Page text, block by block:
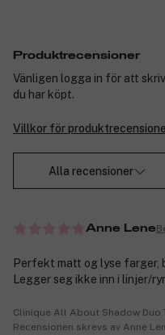
Produktrecensioner
Vänligen logga in för att
du har köpt.
Villkor för
Alla recensioner
Anne Lene
Perfekt matt og lyse farger,
Legger seg ikke inn i linjer/
Clinique All About Shadow Duo
Recensionen skrevs av Anne